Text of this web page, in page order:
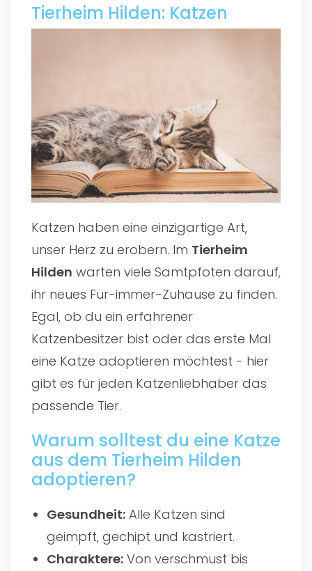
Tierheim Hilden: Katzen
Katzen haben eine einzigartige Art,
unser Herz zu erobern. Im Tierheim
Hilden warten viele Samtpfoten darauf,
ihr neues Für-immer-Zuhause zu finden.
Egal, ob du ein erfahrener
Katzenbesitzer bist oder das erste Mal
eine Katze adoptieren möchtest - hier
gibt es für jeden Katzenliebhaber das
passende Tier.
Warum solltest du eine Katze
aus dem Tierheim Hilden
adoptieren?
Gesundheit: Alle Katzen sind
geimpft, gechipt und kastriert.
Charaktere: Von verschmust bis